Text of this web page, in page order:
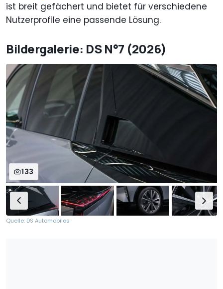
ist breit gefächert und bietet für verschiedene
Nutzerprofile eine passende Lösung.
Bildergalerie: DS N°7 (2026)
133
Quelle: DS Automobiles